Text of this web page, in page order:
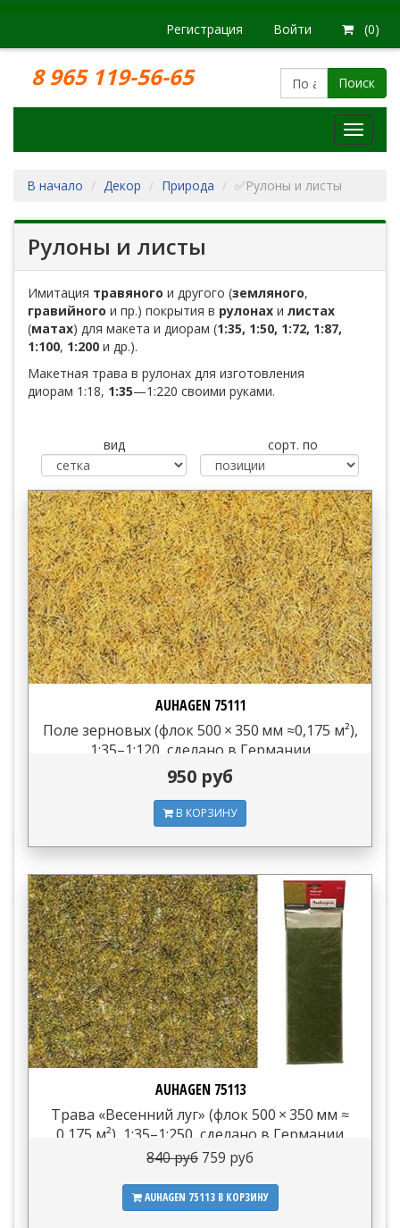
Регистрация Войти (0)
8 965 119-56-65 Поиск
Модели
В начало
Декор Природа ✅Рулоны и листы
Рулоны и листы
Имитация травяного и другого (земляного,
гравийного и пр.) покрытия в рулонах и листах
(матах) для макета и диорам (1:35, 1:50, 1:72, 1:87,
1:100, 1:200 и др.).
Макетная трава в рулонах для изготовления
диорам 1:18, 1:35—1:220 своими руками.
вид сорт. по
AUHAGEN 75111
Поле зерновых (флок 500 × 350 мм ≈0,175 м²),
1:35–1:120, сделано в Германии
950 руб
В КОРЗИНУ
AUHAGEN 75113
Трава «Весенний луг» (флок 500 × 350 мм ≈
0,175 м²), 1:35–1:250, сделано в Германии
840 руб 759 руб
AUHAGEN 75113 В КОРЗИНУ